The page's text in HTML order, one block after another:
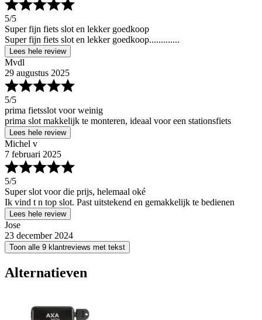
5/5
Super fijn fiets slot en lekker goedkoop
Super fijn fiets slot en lekker goedkoop.............
Lees hele review
Mvdl
29 augustus 2025
5/5
prima fietsslot voor weinig
prima slot makkelijk te monteren, ideaal voor een stationsfiets
Lees hele review
Michel v
7 februari 2025
5/5
Super slot voor die prijs, helemaal oké
Ik vind t n top slot. Past uitstekend en gemakkelijk te bedienen
Lees hele review
Jose
23 december 2024
Toon alle 9 klantreviews met tekst
Alternatieven